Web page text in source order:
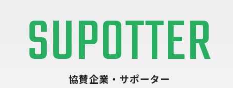
SUPOTTER
協賛企業・サポーター